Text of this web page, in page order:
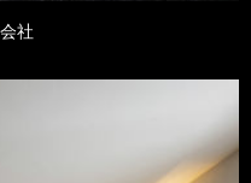
社